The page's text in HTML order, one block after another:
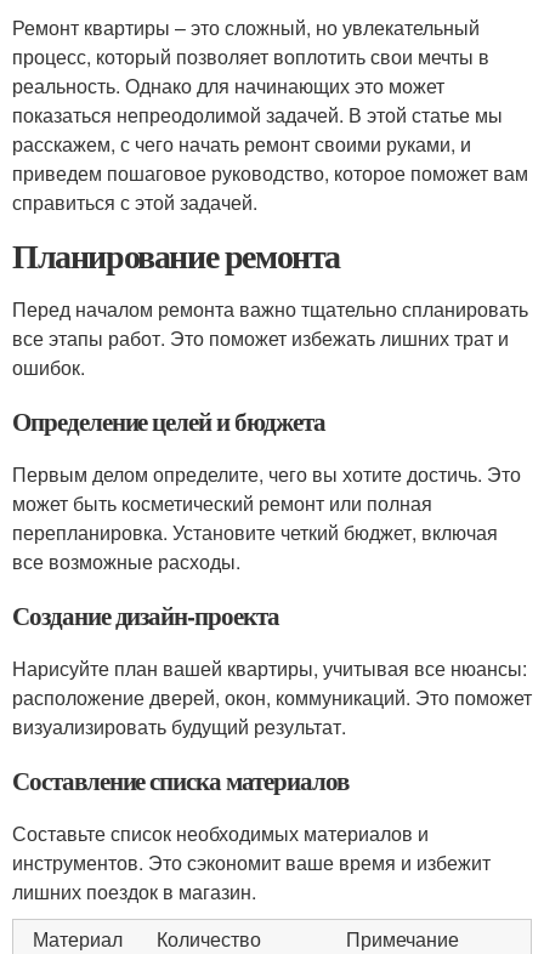
Ремонт квартиры – это сложный, но увлекательный
процесс, который позволяет воплотить свои мечты в
реальность. Однако для начинающих это может
показаться непреодолимой задачей. В этой статье мы
расскажем, с чего начать ремонт своими руками, и
приведем пошаговое руководство, которое поможет вам
справиться с этой задачей.
Планирование ремонта
Перед началом ремонта важно тщательно спланировать
все этапы работ. Это поможет избежать лишних трат и
ошибок.
Определение целей и бюджета
Первым делом определите, чего вы хотите достичь. Это
может быть косметический ремонт или полная
перепланировка. Установите четкий бюджет, включая
все возможные расходы.
Создание дизайн-проекта
Нарисуйте план вашей квартиры, учитывая все нюансы:
расположение дверей, окон, коммуникаций. Это поможет
визуализировать будущий результат.
Составление списка материалов
Составьте список необходимых материалов и
инструментов. Это сэкономит ваше время и избежит
лишних поездок в магазин.
Материал
Количество
Примечание